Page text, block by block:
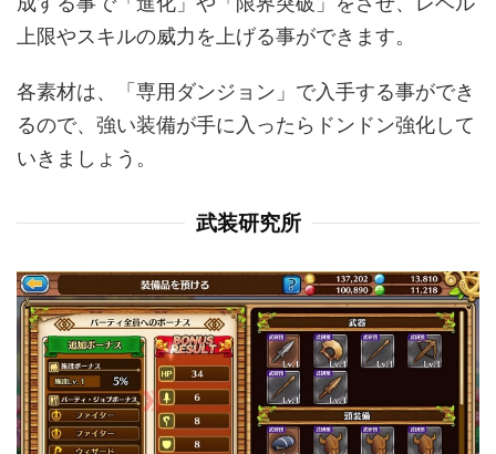
上限やスキルの威力を上げる事ができます。
各素材は、「専用ダンジョン」で入手する事ができ
るので、強い装備が手に入ったらドンドン強化して
いきましょう。
武装研究所